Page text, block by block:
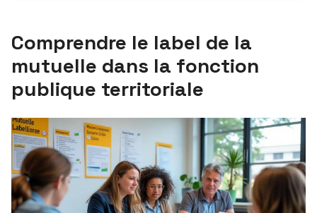
Comprendre le label de la
mutuelle dans la fonction
publique territoriale